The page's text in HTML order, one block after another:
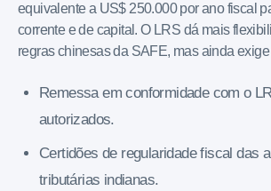
equivalente a US$ 250.000 por ano fiscal
corrente e de capital. O LRS dá mais
regras chinesas da SAFE, mas ainda
Remessa em conformidade com o
autorizados.
Certidões de regularidade fiscal das
tributárias indianas.